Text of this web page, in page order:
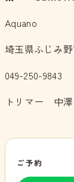
Aquano
埼玉県ふじみ
049-250-9843
トリマー 中澤
ご予約